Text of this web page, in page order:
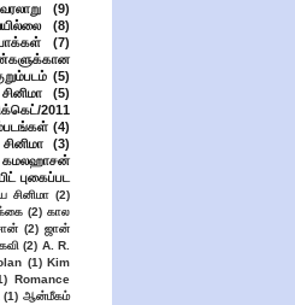
(9)
(8)
(7)
(5)
(5)
2011
(4)
(3)
கமலஹாசன்
பிட் புகைப்பட
சினிமா (2)
(2) கால
(2) ஜான்
(2) A. R.
(1) Kim
Romance
(1) ஆன்மீகம்